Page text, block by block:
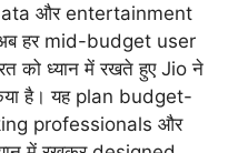
और entertainment
हर mid-budget user
को ध्यान में रखते हुए Jio ने
है। यह plan budget-
professionals और